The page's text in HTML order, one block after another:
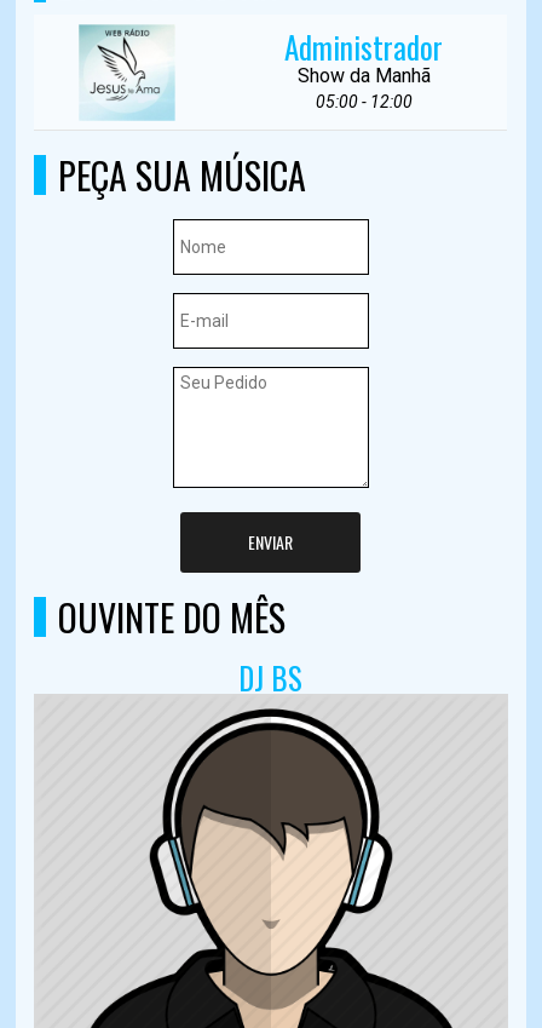
Administrador
Show da Manhã
05:00 - 12:00
PEÇA SUA MÚSICA
ENVIAR
OUVINTE DO MÊS
DJ BS